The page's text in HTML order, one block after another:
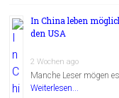
In China leben
den USA
2 Wochen ago
Manche Leser mögen
Weiterlesen...